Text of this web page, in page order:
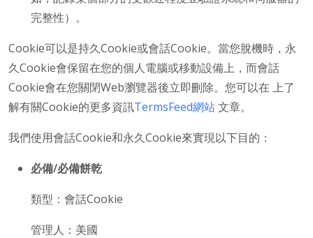
完整性）。
Cookie可以是持久Cookie或會話Cookie。當您脫機時，永
久Cookie會保留在您的個人電腦或移動設備上，而會話
Cookie會在您關閉Web瀏覽器後立即刪除。您可以在 上了
解有關Cookie的更多資訊TermsFeed網站文章。
我們使用會話Cookie和永久Cookie來實現以下目的：
必備/必備餅乾
類型：會話Cookie
管理人：美國